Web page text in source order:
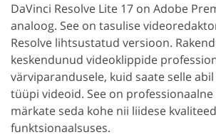
DaVinci Resolve Lite 17 on Adobe
analoog. See on tasulise
Resolve lihtsustatud versioon.
keskendunud videoklippide
värviparandusele, kuid saate selle
tüüpi videoid. See on
märkate seda kohe nii liidese
funktsionaalsuses.